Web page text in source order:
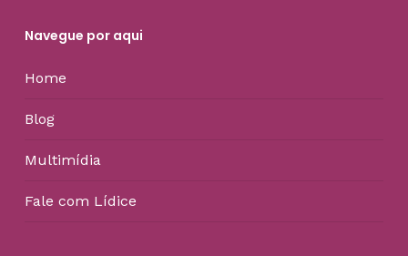
Navegue por aqui
Home
Blog
Multimídia
Fale com Lídice